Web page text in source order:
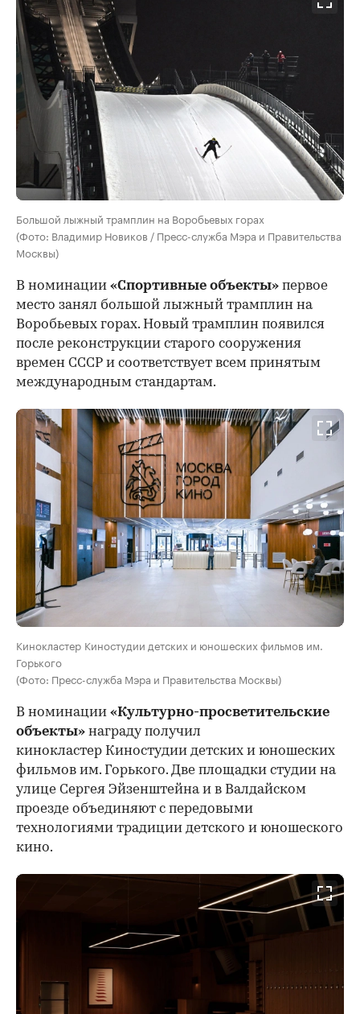
Большой лыжный трамплин на Воробьевых горах
(Фото: Владимир Новиков / Пресс-служба Мэра и Правительства
Москвы)
В номинации «Спортивные объекты» первое
место занял большой лыжный трамплин на
Воробьевых горах. Новый трамплин появился
после реконструкции старого сооружения
времен СССР и соответствует всем принятым
международным стандартам.
Кинокластер Киностудии детских и юношеских фильмов им.
Горького
(Фото: Пресс-служба Мэра и Правительства Москвы)
В номинации «Культурно-просветительские
объекты» награду получил
кинокластер Киностудии детских и юношеских
фильмов им. Горького. Две площадки студии на
улице Сергея Эйзенштейна и в Валдайском
проезде объединяют с передовыми
технологиями традиции детского и юношеского
кино.